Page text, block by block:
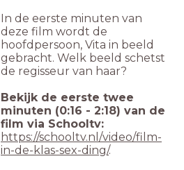
In de eerste minuten van
deze film wordt de
hoofdpersoon, Vita in beeld
gebracht. Welk beeld schetst
de regisseur van haar?
Bekijk de eerste twee
minuten (0:16 - 2:18) van de
film via Schooltv:
https://schooltv.nl/video/film-
in-de-klas-sex-ding/.